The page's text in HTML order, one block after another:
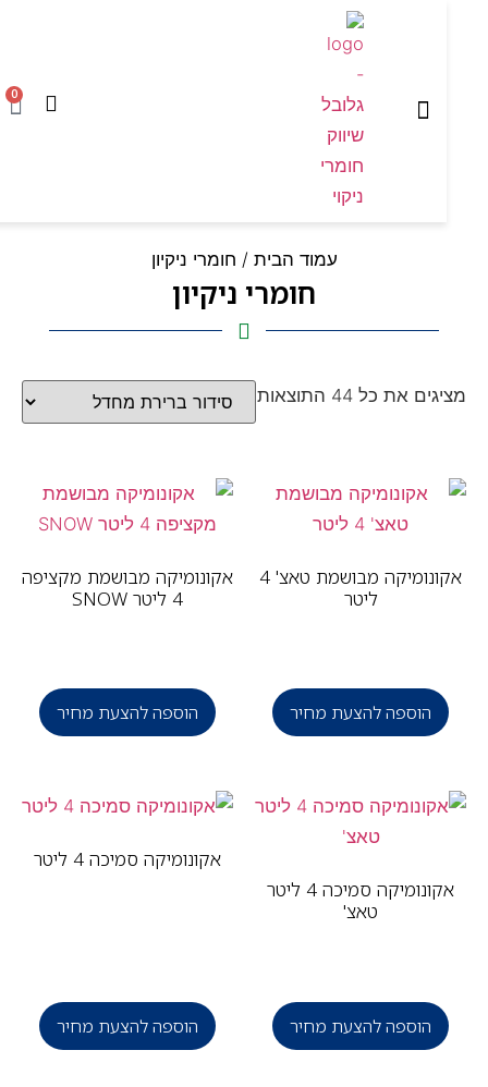
0
עמוד הבית / חומרי ניקיון
חומרי ניקיון
את כל ⁦44⁩ התוצאות
אקונומיקה מבושמת טאצ' 4
הוספה להצעת מחיר
אקונומיקה מבושמת מקציפה
הוספה להצעת מחיר
אקונומיקה סמיכה 4 ליטר
הוספה להצעת מחיר
אקונומיקה סמיכה 4 ליטר
הוספה להצעת מחיר